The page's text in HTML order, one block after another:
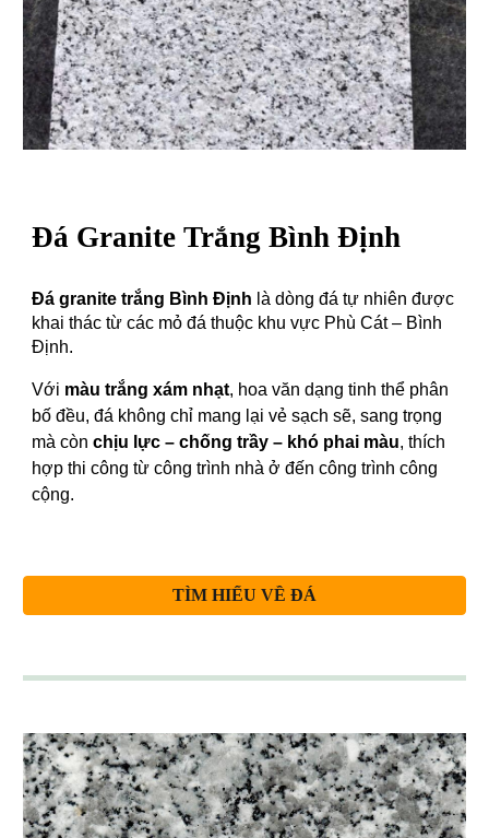
Đá GraniteTrắngBình Định
Đá granite trắng Bình Định là dòng đá tự nhiên được
khai thác từ các mỏ đá thuộc khu vực Phù Cát – Bình
Định.
Với màu trắng xám nhạt, hoa văn dạng tinh thể phân
bố đều, đá không chỉ mang lại vẻ sạch sẽ, sang trọng
mà cònchịu lực – chống trầy – khó phai màu, thích
hợp thi công từ công trình nhà ở đến công trình công
cộng.
TÌM HIỂU VỀ ĐÁ